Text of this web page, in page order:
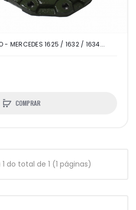
- MERCEDES 1625 / 1632 / 1634...
COMPRAR
1 do total de 1 (1 páginas)